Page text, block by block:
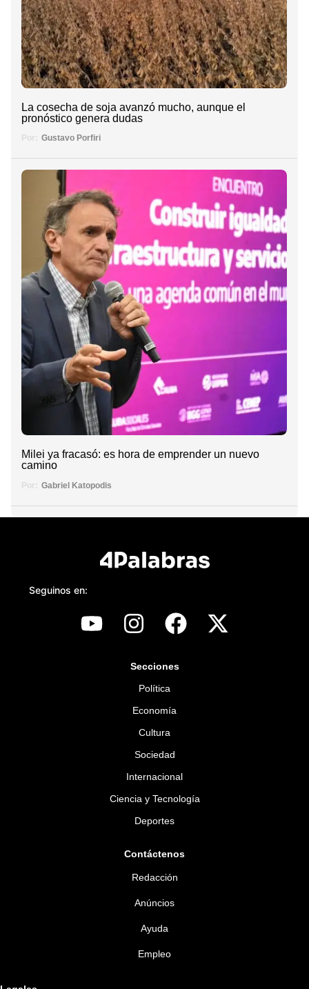
La cosecha de soja avanzó mucho, aunque el
pronóstico genera dudas
Por: Gustavo Porfiri
Milei ya fracasó: es hora de emprender un nuevo
camino
Por: Gabriel Katopodis
Seguinos en:
Secciones
Política
Economía
Cultura
Sociedad
Internacional
Ciencia y Tecnología
Deportes
Contáctenos
Redacción
Anúncios
Ayuda
Empleo